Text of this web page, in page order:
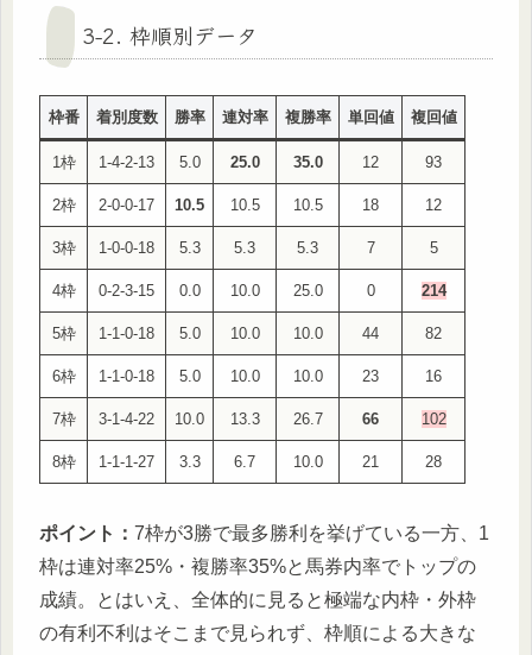
3-2. 枠順別データ
枠番 着別度数 勝率 連対率 複勝率 単回値 複回値
1枠 1-4-2-13 5.0 25.0 35.0 12 93
2枠 2-0-0-17 10.5 10.5 10.5 18 12
3枠 1-0-0-18 5.3 5.3 5.3 7 5
4枠 0-2-3-15 0.0 10.0 25.0 0 214
5枠 1-1-0-18 5.0 10.0 10.0 44 82
6枠 1-1-0-18 5.0 10.0 10.0 23 16
7枠 3-1-4-22 10.0 13.3 26.7 66 102
8枠 1-1-1-27 3.3 6.7 10.0 21 28
ポイント： 7枠が3勝で最多勝利を挙げている一方、1
枠は連対率25%・複勝率35%と馬券内率でトップの
成績。とはいえ、全体的に見ると極端な内枠・外枠
の有利不利はそこまで見られず、枠順による大きな